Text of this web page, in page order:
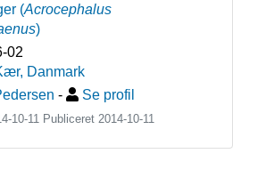
(Acrocephalus
)
02
, Danmark
- Se profil
10-11 Publiceret 2014-10-11